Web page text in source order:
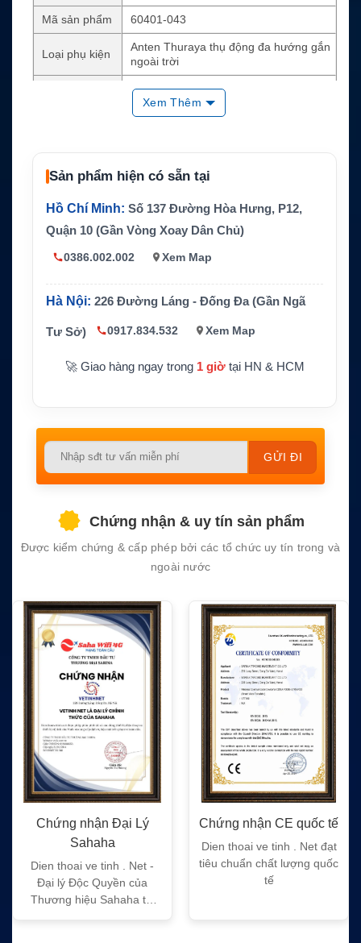
Mã sản phẩm 60401-043
Loại phụ kiện
Anten Thuraya thụ động đa hướng gắn
ngoài trời
Thuraya X5-Touch, XT, XT-LITE, XT-PR
O, XT-PRO DUAL, SatSleeve
Gain và trở kh
áng
Kiểu lắp
Gắn nam châm trên nóc xe hoặc bề mặ
trọng lượng
mm, 170g
IP66, nhiệt độ hoạt động -40°C đến +7
0°C
Xem Thêm
Sản phẩm hiện có sẵn tại
Hồ Chí Minh: Số 137 Đường Hòa Hưng, P12,
Quận 10 (Gần Vòng Xoay Dân Chủ)
0386.002.002 Xem Map
Hà Nội: 226 Đường Láng - Đống Đa (Gần Ngã
Tư Sở) 0917.834.532 Xem Map
🚀 Giao hàng ngay trong 1 giờtại HN & HCM
Please
empty.
Chứng nhận & uy tín sản phẩm
Được kiểm chứng & cấp phép bởi các tổ chức uy tín trong và
ngoài nước
Chứng nhận Đại Lý
Sahaha
Dien thoai ve tinh . Net -
Đại lý Độc Quyền của
Thương hiệu Sahaha tại
Chứng nhận CE quốc tế
Dien thoai ve tinh . Net đạt
tiêu chuẩn chất lượng quốc
tế